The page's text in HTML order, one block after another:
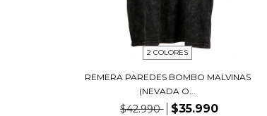
2 COLORES
REMERA PAREDES BOMBO MALVINAS
(NEVADA O...
$42.990 $35.990